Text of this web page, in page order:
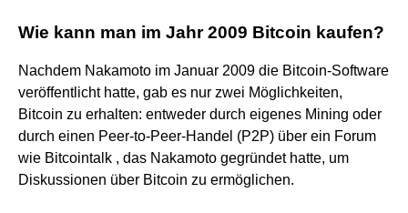
Wie kann man im Jahr 2009 Bitcoin kaufen?
Nachdem Nakamoto im Januar 2009 die Bitcoin-Software
veröffentlicht hatte, gab es nur zwei Möglichkeiten,
Bitcoin zu erhalten: entweder durch eigenes Mining oder
durch einen Peer-to-Peer-Handel (P2P) über ein Forum
wie Bitcointalk , das Nakamoto gegründet hatte, um
Diskussionen über Bitcoin zu ermöglichen.